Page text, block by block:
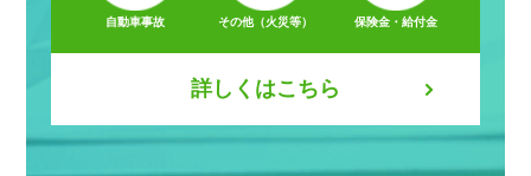
自動車事故 その他（火災等） 保険金・給付金
詳しくはこちら